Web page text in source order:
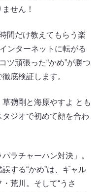
ません！
間だけ教えてもらう楽
ンターネットに転がる
ツ頑張った“かめ”が勝つ
底検証します。
彅剛と海原やすよ とも
ジオで初めて顔を合わ
ラチャーハン対決」。
する“かめ”は、ギャル
荒川。そして“うさ